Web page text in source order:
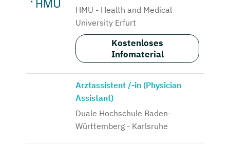
HMU - Health and Medical
University Erfurt
Kostenloses
Infomaterial
Arztassistent /-in (Physician
Assistant)
Duale Hochschule Baden-
Württemberg - Karlsruhe